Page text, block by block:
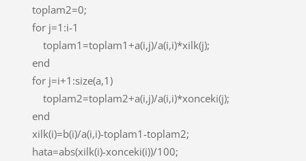
toplam2=0;
for j=1:i-1
toplam1=toplam1+a(i,j)/a(i,i)*xilk(j);
end
for j=i+1:size(a,1)
toplam2=toplam2+a(i,j)/a(i,i)*xonceki(j);
end
xilk(i)=b(i)/a(i,i)-toplam1-toplam2;
hata=abs(xilk(i)-xonceki(i))/100;